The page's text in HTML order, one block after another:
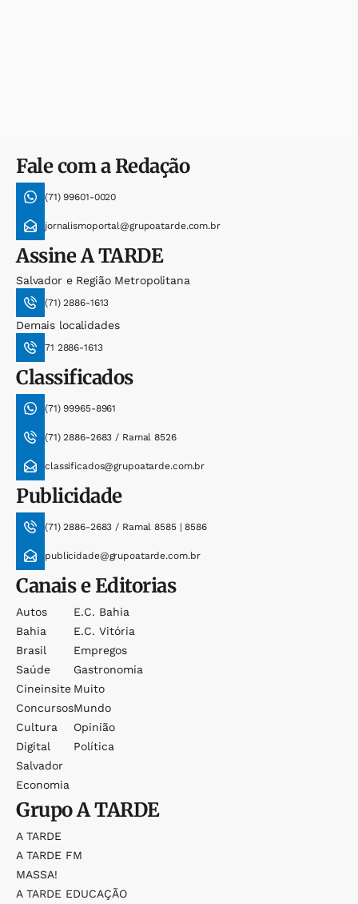
Fale com a Redação
(71) 99601-0020
jornalismoportal@grupoatarde.com.br
AssineA TARDE
Salvador e Região Metropolitana
(71) 2886-1613
Demais localidades
71 2886-1613
Classificados
(71) 99965-8961
(71) 2886-2683 / Ramal 8526
classificados@grupoatarde.com.br
Publicidade
(71) 2886-2683 / Ramal 8585 | 8586
publicidade@grupoatarde.com.br
Canais e Editorias
Autos
Bahia
Brasil
Saúde
Cineinsite
Concursos
Cultura
Digital
Salvador
Economia
E.c. Bahia
E.c. Vitória
Empregos
Gastronomia
Muito
Mundo
Opinião
Política
GrupoA TARDE
A TARDE
A TARDE FM
MASSA!
A TARDE EDUCAÇÃO